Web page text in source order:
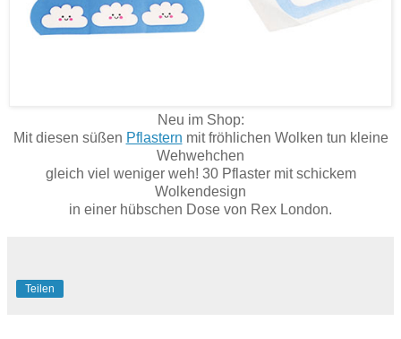
Neu im Shop:
Mit diesen süßen Pflastern mit fröhlichen Wolken tun kleine
Wehwehchen
gleich viel weniger weh! 30 Pflaster mit schickem
Wolkendesign
in einer hübschen Dose von Rex London.
Teilen